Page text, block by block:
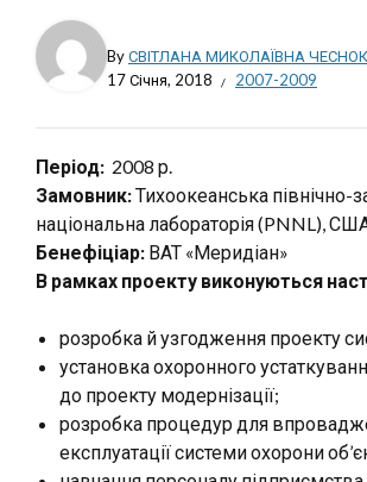
ByСВІТЛАНА МИКОЛАЇВНА
17 Січня, 2018
2007-2009
Період: 2008 р.
Замовник:Тихоокеанська північно-
національна лабораторія (PNNL),
Бенефіціар: ВАТ «Меридіан»
В рамках проекту виконуються
розробка й узгодження проекту
установка охоронного
до проекту модернізації;
розробка процедур для
експлуатації системи охорони